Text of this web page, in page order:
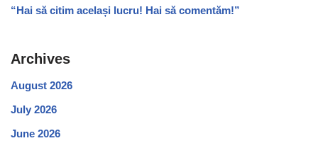
“Hai să citim același lucru! Hai să comentăm!”
Archives
August 2026
July 2026
June 2026